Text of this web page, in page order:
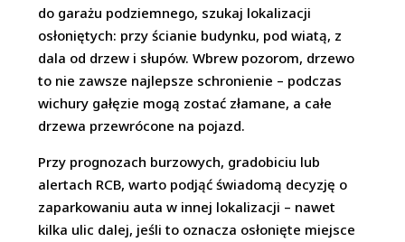
do garażu podziemnego, szukaj lokalizacji
osłoniętych: przy ścianie budynku, pod wiatą, z
dala od drzew i słupów. Wbrew pozorom, drzewo
to nie zawsze najlepsze schronienie – podczas
wichury gałęzie mogą zostać złamane, a całe
drzewa przewrócone na pojazd.
Przy prognozach burzowych, gradobiciu lub
alertach RCB, warto podjąć świadomą decyzję o
zaparkowaniu auta w innej lokalizacji – nawet
kilka ulic dalej, jeśli to oznacza osłonięte miejsce